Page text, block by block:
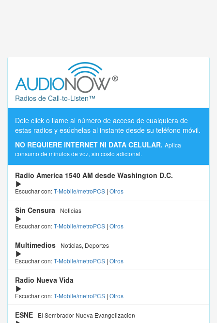
Radios de Call-to-Listen™
Dele click o llame al número de acceso de cualquiera de
estas radios y esúchelas al instante desde su teléfono móvil.
NO REQUIERE INTERNET NI DATA CELULAR. Aplica
consumo de minutos de voz, sin costo adicional.
Radio America 1540 AM desde Washington D.C.
Escuchar con:T-Mobile/metroPCS | Otros
Sin Censura
Noticias
Escuchar con:T-Mobile/metroPCS | Otros
Multimedios
Noticias, Deportes
Escuchar con:T-Mobile/metroPCS | Otros
Radio Nueva Vida
Escuchar con:T-Mobile/metroPCS | Otros
ESNE
El Sembrador Nueva Evangelizacion